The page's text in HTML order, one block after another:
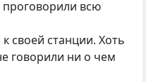
всю
своей станции. Хоть
говорили ни о чем